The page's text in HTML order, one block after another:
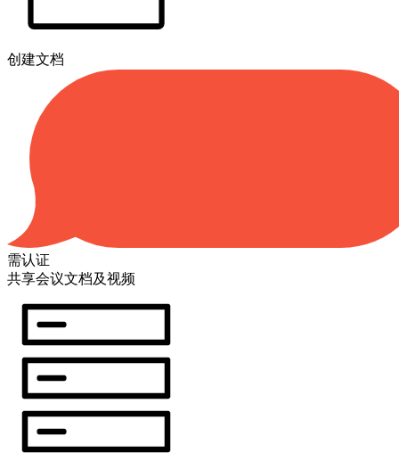
创建文档
需认证
共享会议文档及视频